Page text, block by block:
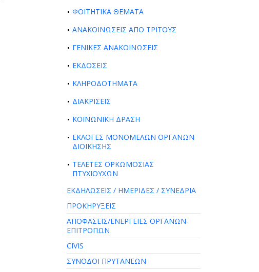
ΦΟΙΤΗΤΙΚΑ ΘΕΜΑΤΑ
ΑΝΑΚΟΙΝΩΣΕΙΣ ΑΠΟ ΤΡΙΤΟΥΣ
ΓΕΝΙΚΕΣ ΑΝΑΚΟΙΝΩΣΕΙΣ
ΕΚΔΟΣΕΙΣ
ΚΛΗΡΟΔΟΤΗΜΑΤΑ
ΔΙΑΚΡΙΣΕΙΣ
ΚΟΙΝΩΝΙΚΗ ΔΡΑΣΗ
ΕΚΛΟΓΕΣ ΜΟΝΟΜΕΛΩΝ ΟΡΓΑΝΩΝ
ΔΙΟΙΚΗΣΗΣ
ΤΕΛΕΤΕΣ ΟΡΚΩΜΟΣΙΑΣ
ΠΤΥΧΙΟΥΧΩΝ
ΕΚΔΗΛΩΣΕΙΣ / ΗΜΕΡΙΔΕΣ / ΣΥΝΕΔΡΙΑ
ΠΡΟΚΗΡΥΞΕΙΣ
ΑΠΟΦΑΣΕΙΣ/ΕΝΕΡΓΕΙΕΣ ΟΡΓΑΝΩΝ-
ΕΠΙΤΡΟΠΩΝ
CIVIS
ΣΥΝΟΔΟΙ ΠΡΥΤΑΝΕΩΝ